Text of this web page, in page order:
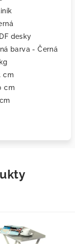
desky
barva - Černá
cm
cm